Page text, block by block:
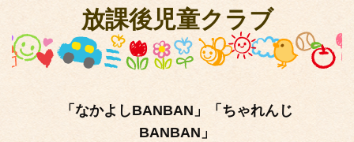
放課後児童クラブ
「なかよしBANBAN」「ちゃれんじ
BANBAN」